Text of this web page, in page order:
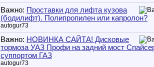
Важно: Проставки для лифта кузова
(бодилифт). Полипропилен или капролон?
autogur73
Важно: НОВИНКА САЙТА! Дисковые
тормоза УАЗ Профи на задний мост
суппортом ГАЗ
autogur73